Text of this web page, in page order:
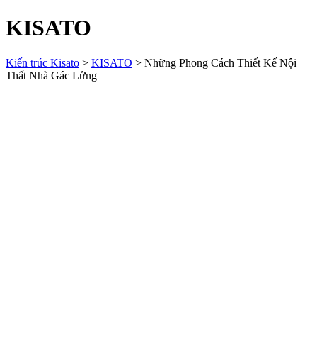
KISATO
Kiến trúc Kisato > KISATO > Những Phong Cách Thiết Kế Nội
Thất Nhà Gác Lửng